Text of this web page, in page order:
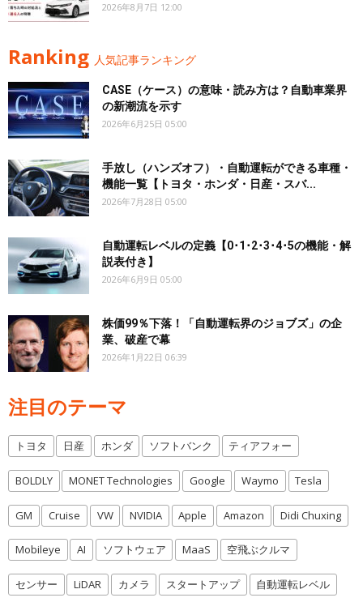
2026年8月7日 12:00
Ranking 人気記事ランキング
CASE（ケース）の意味・読み方は？自動車業界
の新潮流を示す
2026年6月25日 05:00
手放し（ハンズオフ）・自動運転ができる車種・
機能一覧【トヨタ・ホンダ・日産・スバ...
2026年7月28日 05:00
自動運転レベルの定義【0･1･2･3･4･5の機能・解
説表付き】
2026年6月9日 05:00
株価99％下落！「自動運転界のジョブズ」の企
業、破産で幕
2026年1月22日 06:39
注目のテーマ
トヨタ 日産 ホンダ ソフトバンク ティアフォー
BOLDLY MONET Technologies Google Waymo Tesla
GM Cruise VW NVIDIA Apple Amazon Didi Chuxing
Mobileye AI ソフトウェア MaaS 空飛ぶクルマ
センサー LiDAR カメラ スタートアップ 自動運転レベル